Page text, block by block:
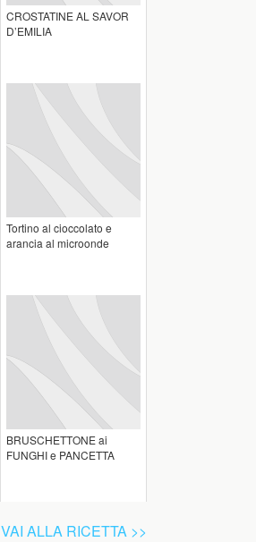
CROSTATINE AL SAVOR
D’EMILIA
Tortino al cioccolato e
arancia al microonde
BRUSCHETTONE ai
FUNGHI e PANCETTA
VAI ALLA RICETTA >>